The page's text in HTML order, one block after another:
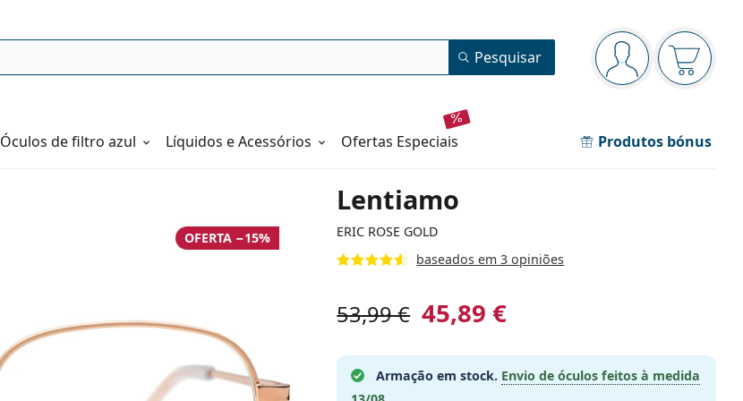
Painel de navegação
está conectado
O cesto
Pesquisar
Óculos de filtro azul Líquidos e Acessórios ofertas especiais Produtos bónus
Lentiamo
ERIC ROSE GOLD
baseados em 3 opiniões
OFERTA −15%
53,99 € 45,89 €
Armação em stock. Envio de óculos feitos à medida